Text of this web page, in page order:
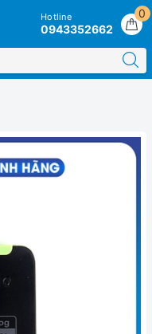
0
Hotline
0943352662